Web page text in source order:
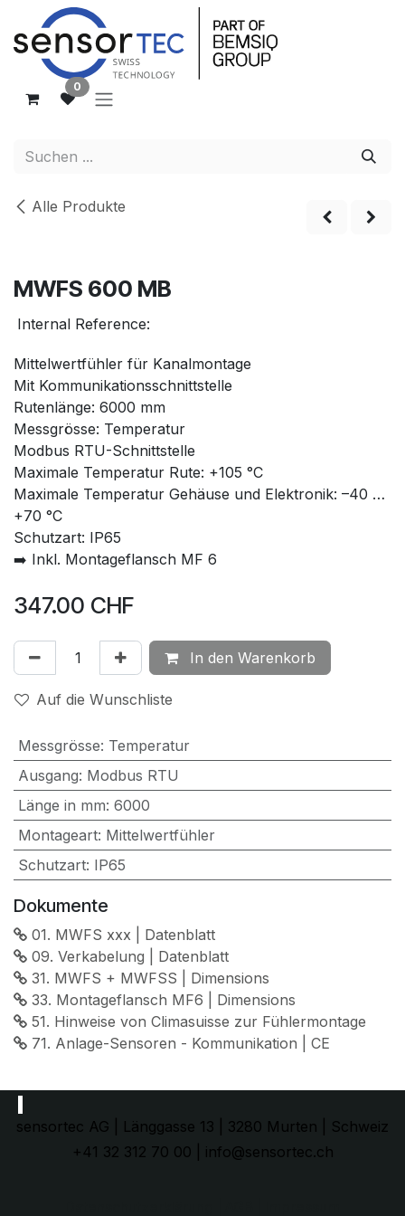
Zum Inhalt springen
0
Alle Produkte
MWFS 600 MB
Internal Reference:
Mittelwertfühler für Kanalmontage
Mit Kommunikationsschnittstelle
Rutenlänge: 6000 mm
Messgrösse: Temperatur
Modbus RTU-Schnittstelle
Maximale Temperatur Rute: +105 °C
Maximale Temperatur Gehäuse und Elektronik: –40 …
+70 °C
Schutzart: IP65
➡️ Inkl. Montageflansch MF 6
347.00 CHF
In den Warenkorb
Auf die Wunschliste
Messgrösse: Temperatur
Ausgang: Modbus RTU
Länge in mm: 6000
Montageart: Mittelwertfühler
Schutzart: IP65
Dokumente
01. MWFS xxx | Datenblatt
09. Verkabelung | Datenblatt
31. MWFS + MWFSS | Dimensions
33. Montageflansch MF6 | Dimensions
51. Hinweise von Climasuisse zur Fühlermontage
71. Anlage-Sensoren - Kommunikation | CE
sensortec AG | Länggasse 13 | 3280 Murten | Schweiz
+41 32 312 70 00 | info@sensortec.ch